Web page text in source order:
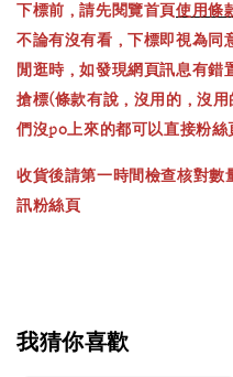
下標前，請先閱覽首頁使用條
不論有沒有看，下標即視為同
閒逛時，如發現網頁訊息有錯
搶標(條款有說，沒用的，沒
們沒po上來的都可以直接粉
收貨後請第一時間檢查核對數
訊粉絲頁
我猜你喜歡